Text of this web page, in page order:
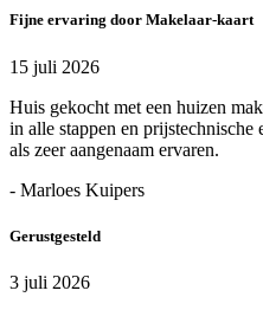
Fijne ervaring door Makelaar-kaart
15 juli 2026
Huis gekocht met een huizen
in alle stappen en
als zeer aangenaam ervaren.
- Marloes Kuipers
Gerustgesteld
3 juli 2026